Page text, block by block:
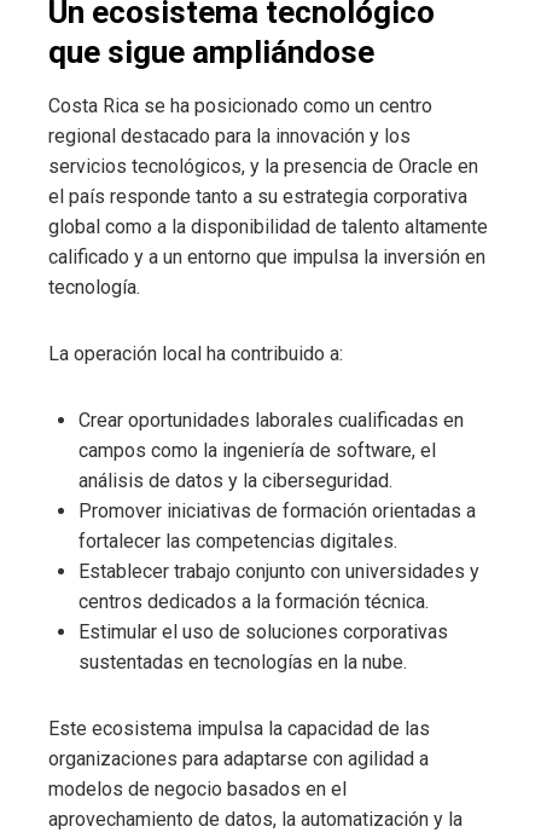
Un ecosistema tecnológico
que sigue ampliándose
Costa Rica se ha posicionado como un centro
regional destacado para la innovación y los
servicios tecnológicos, y la presencia de Oracle en
el país responde tanto a su estrategia corporativa
global como a la disponibilidad de talento altamente
calificado y a un entorno que impulsa la inversión en
tecnología.
La operación local ha contribuido a:
Crear oportunidades laborales cualificadas en
campos como la ingeniería de software, el
análisis de datos y la ciberseguridad.
Promover iniciativas de formación orientadas a
fortalecer las competencias digitales.
Establecer trabajo conjunto con universidades y
centros dedicados a la formación técnica.
Estimular el uso de soluciones corporativas
sustentadas en tecnologías en la nube.
Este ecosistema impulsa la capacidad de las
organizaciones para adaptarse con agilidad a
modelos de negocio basados en el
aprovechamiento de datos, la automatización y la